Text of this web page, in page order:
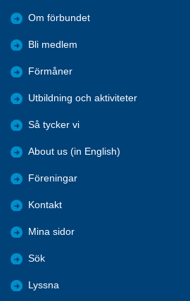
Om förbundet
Bli medlem
Förmåner
Utbildning och aktiviteter
Så tycker vi
About us (in English)
Föreningar
Kontakt
Mina sidor
Sök
Lyssna